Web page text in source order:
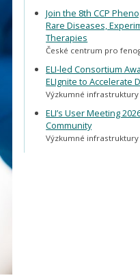
Join the 8th CCP
Rare Diseases,
Therapies
České centrum pro
ELI-led Consortium
ELIgnite to Accelerate
Výzkumné infrastruktury
ELI’s User Meeting
Community
Výzkumné infrastruktury